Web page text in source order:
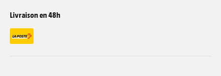
Livraison en 48h